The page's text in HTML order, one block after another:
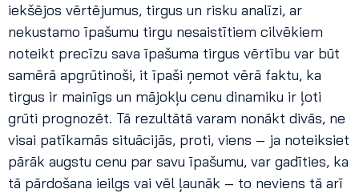
iekšējos vērtējumus, tirgus un risku analīzi, ar
nekustamo īpašumu tirgu nesaistītiem cilvēkiem
noteikt precīzu sava īpašuma tirgus vērtību var būt
samērā apgrūtinoši, it īpaši ņemot vērā faktu, ka
tirgus ir mainīgs un mājokļu cenu dinamiku ir ļoti
grūti prognozēt. Tā rezultātā varam nonākt divās, ne
visai patīkamās situācijās, proti, viens – ja noteiksiet
pārāk augstu cenu par savu īpašumu, var gadīties, ka
tā pārdošana ieilgs vai vēl ļaunāk – to neviens tā arī